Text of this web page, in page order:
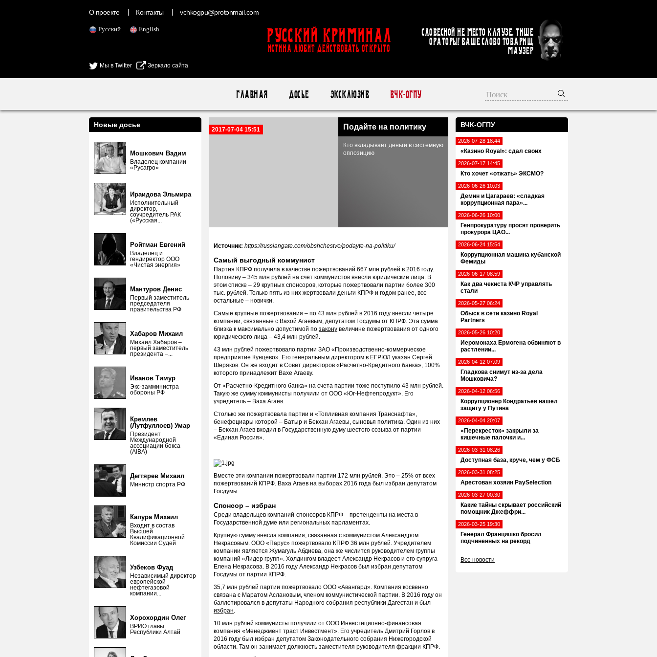
О проекте Контакты vchkogpu@protonmail.com
Русский English
Мы в Twitter Зеркало сайта
Русский Криминал
ИСТИНА ЛЮБИТ ДЕЙСТВОВАТЬ ОТКРЫТО
Словесной не место кляузе. Тише
ораторы! Ваше слово товарищ
Маузер
Главная Досье Эксклюзив ВЧК-ОГПУ
ВЧК-ОГПУ
2026-07-28 18:44
«Казино Royal»: сдал своих
2026-07-17 14:45
Кто хочет «отжать» ЭКСМО?
2026-06-26 10:03
Демин и Цагараев: «сладкая
коррупционная пара»...
2026-06-26 10:00
Генпрокуратуру просят проверить
прокурора ЦАО...
2026-06-24 15:54
Коррупционная машина кубанской
Фемиды
2026-06-17 08:59
Как два чекиста КЧР управлять
стали
2026-05-27 06:24
Обыск в сети казино Royal
Partners
2026-05-26 10:20
Иеромонаха Ермогена обвиняют в
растлении...
2026-04-12 07:09
Гладкова снимут из-за дела
Мошковича?
2026-04-12 06:56
Коррупционер Кондратьев нашел
защиту у Путина
2026-04-04 20:07
«Перекресток» закрыли за
кишечные палочки и...
2026-03-31 08:26
Доступная база, круче, чем у ФСБ
2026-03-31 08:25
Арестован хозяин PaySelection
2026-03-27 00:30
Какие тайны скрывает российский
помощник Джеффри...
2026-03-25 19:30
Генерал Францишко бросил
подчиненных на рекорд
Все новости
Новые досье
Мошкович Вадим
Владелец компании
«Русагро»
Ираидова Эльмира
Исполнительный
директор,
соучредитель РАК
(«Русская...
Ройтман Евгений
Владелец и
гендиректор ООО
«Чистая энергия»
Мантуров Денис
Первый заместитель
председателя
правительства РФ
Хабаров Михаил
Михаил Хабаров –
первый заместитель
президента –...
Иванов Тимур
Экс-замминистра
обороны РФ
Кремлев
(Лутфуллоев) Умар
Президент
Международной
ассоциации бокса
(AIBA)
Дегтярев Михаил
Министр спорта РФ
Капура Михаил
Входит в состав
Высшей
Квалификационной
Комиссии Судей
Узбеков Фуад
Независимый директор
европейской
нефтегазовой
компании...
Хорохордин Олег
ВРИО главы
Республики Алтай
2017-07-04 15:51 Подайте на политику
Кто вкладывает деньги в системную
оппозицию
Источник: https://russiangate.com/obshchestvo/podayte-na-politiku/
Самый выгодный коммунист
Партия КПРФ получила в качестве пожертвований 667 млн рублей в 2016 году.
Половину – 345 млн рублей на счет коммунистов внесли юридические лица. В
этом списке – 29 крупных спонсоров, которые пожертвовали партии более 300
тыс. рублей. Только пять из них жертвовали деньги КПРФ и годом ранее, все
остальные – новички.
Самые крупные пожертвования – по 43 млн рублей в 2016 году внесли четыре
компании, связанные с Вахой Агаевым, депутатом Госдумы от КПРФ. Эта сумма
близка к максимально допустимой по закону величине пожертвования от одного
юридического лица – 43,4 млн рублей.
43 млн рублей пожертвовало партии ЗАО «Производственно-коммерческое
предприятие Кунцево». Его генеральным директором в ЕГРЮЛ указан Сергей
Шеряков. Он же входит в Совет директоров «Расчетно-Кредитного банка», 100%
которого принадлежит Вахе Агаеву.
От «Расчетно-Кредитного банка» на счета партии тоже поступило 43 млн рублей.
Такую же сумму коммунисты получили от ООО «Юг-Нефтепродукт». Его
учредитель – Ваха Агаев.
Столько же пожертвовала партии и «Топливная компания Транснафта»,
бенефециары которой – Батыр и Бекхан Агаевы, сыновья политика. Один из них
– Бекхан Агаев входил в Государственную думу шестого созыва от партии
«Единая Россия».
Вместе эти компании пожертвовали партии 172 млн рублей. Это – 25% от всех
пожертвований КПРФ. Ваха Агаев на выборах 2016 года был избран депутатом
Госдумы.
Спонсор – избран
Среди владельцев компаний-спонсоров КПРФ – претенденты на места в
Государственной думе или региональных парламентах.
Крупную сумму внесла компания, связанная с коммунистом Александром
Некрасовым. ООО «Парус» пожертвовало КПРФ 36 млн рублей. Учредителем
компании является Жумагуль Абдиева, она же числится руководителем группы
компаний «Лидер групп». Холдингом владеет Александр Некрасов и его супруга
Елена Некрасова. В 2016 году Александр Некрасов был избран депутатом
Госдумы от партии КПРФ.
35,7 млн рублей партии пожертвовало ООО «Авангард». Компания косвенно
связана с Маратом Аслановым, членом коммунистической партии. В 2016 году он
баллотировался в депутаты Народного собрания республики Дагестан и был
избран.
10 млн рублей коммунисты получили от ООО Инвестиционно-финансовая
компания «Менеджмент траст Инвестмент». Его учредитель Дмитрий Горлов в
2016 году был избран депутатом Законодательного собрания Нижегородской
области. Там он занимает должность заместителя руководителя фракции КПРФ.